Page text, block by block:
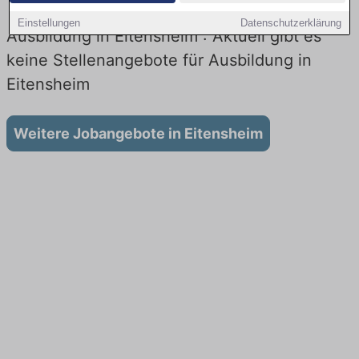
Einstellungen Datenschutzerklärung
Ausbildung in Eitensheim : Aktuell gibt es
keine Stellenangebote für Ausbildung in
Eitensheim
Weitere Jobangebote in Eitensheim